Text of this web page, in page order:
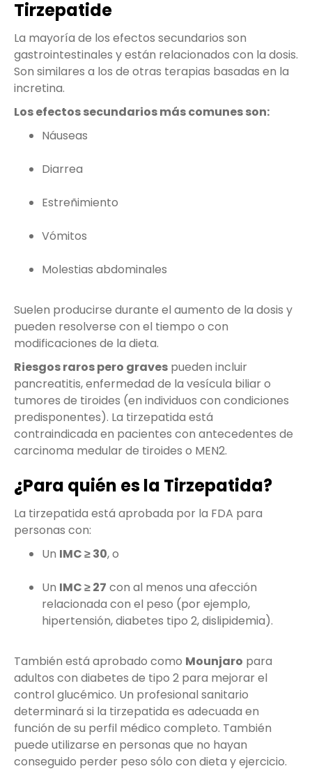
Tirzepatide
La mayoría de los efectos secundarios son
gastrointestinales y están relacionados con la dosis.
Son similares a los de otras terapias basadas en la
incretina.
Los efectos secundarios más comunes son:
Náuseas
Diarrea
Estreñimiento
Vómitos
Molestias abdominales
Suelen producirse durante el aumento de la dosis y
pueden resolverse con el tiempo o con
modificaciones de la dieta.
Riesgos raros pero graves pueden incluir
pancreatitis, enfermedad de la vesícula biliar o
tumores de tiroides (en individuos con condiciones
predisponentes). La tirzepatida está
contraindicada en pacientes con antecedentes de
carcinoma medular de tiroides o MEN2.
¿Para quién es la Tirzepatida?
La tirzepatida está aprobada por la FDA para
personas con:
Un IMC ≥ 30, o
Un IMC ≥ 27 con al menos una afección
relacionada con el peso (por ejemplo,
hipertensión, diabetes tipo 2, dislipidemia).
También está aprobado como Mounjaro para
adultos con diabetes de tipo 2 para mejorar el
control glucémico. Un profesional sanitario
determinará si la tirzepatida es adecuada en
función de su perfil médico completo. También
puede utilizarse en personas que no hayan
conseguido perder peso sólo con dieta y ejercicio.